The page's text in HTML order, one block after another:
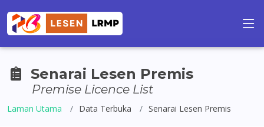
Senarai Lesen Premis
Premise Licence List
Laman Utama Data Terbuka Senarai Lesen Premis